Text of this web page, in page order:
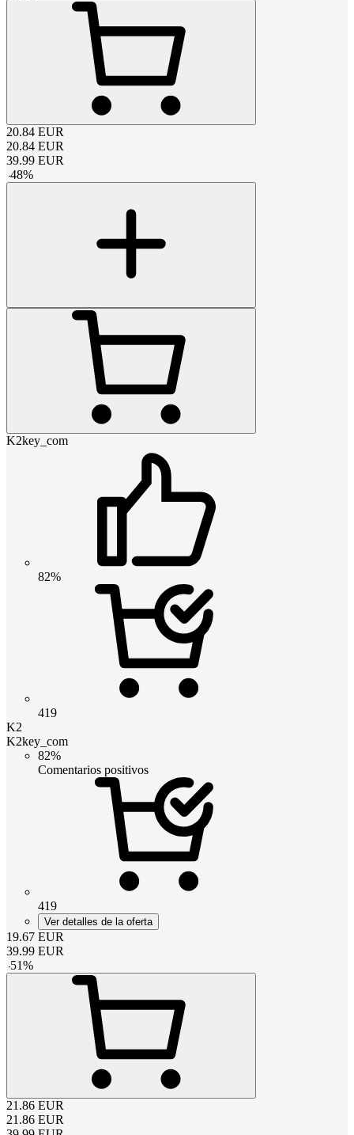
20.84 EUR
20.84 EUR
39.99 EUR
-48%
K2key_com
82%
419
K2
K2key_com
82%
Comentarios positivos
419
Ver detalles de la oferta
19.67 EUR
39.99 EUR
-51%
21.86 EUR
21.86 EUR